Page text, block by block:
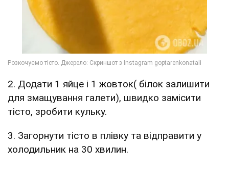
2. Додати 1 яйце і 1 жовток( білок залишити
для змащування галети), швидко замісити
тісто, зробити кульку.
3. Загорнути тісто в плівку та відправити у
холодильник на 30 хвилин.